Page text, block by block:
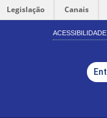
Legislação Canais
ACESSIBILIDADE